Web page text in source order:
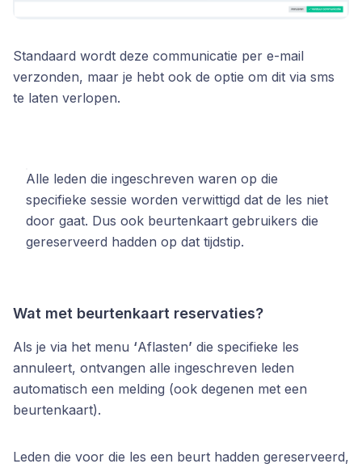
Standaard wordt deze communicatie per e-mail
verzonden, maar je hebt ook de optie om dit via sms
te laten verlopen.
Alle leden die ingeschreven waren op die
specifieke sessie worden verwittigd dat de les niet
door gaat. Dus ook beurtenkaart gebruikers die
gereserveerd hadden op dat tijdstip.
Wat met beurtenkaart reservaties?
Als je via het menu ‘Aflasten’ die specifieke les
annuleert, ontvangen alle ingeschreven leden
automatisch een melding (ook degenen met een
beurtenkaart).
Leden die voor die les een beurt hadden gereserveerd,